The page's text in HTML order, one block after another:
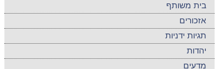
בית משותף
אזכורים
תגיות ידניות
יהדות
מדעים